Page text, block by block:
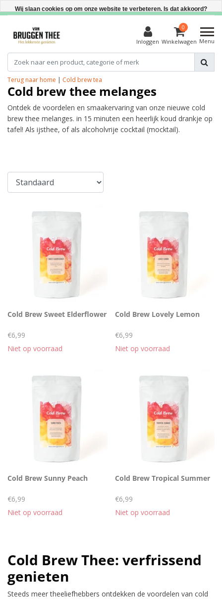
Direct uit voorraad leverbaar
Inloggen
0
Winkelwagen Menu
Terug naar home | Cold brew tea
Cold brew thee melanges
Ontdek de voordelen en smaakervaring van onze nieuwe cold
brew thee melanges. in 15 minuten een heerlijk koud drankje op
tafel! Als ijsthee, of als alcoholvrije cocktail (mocktail).
Cold Brew Sweet Elderflower
€6,99
Niet op voorraad
Cold Brew Lovely Lemon
€6,99
Niet op voorraad
Cold Brew Sunny Peach
€6,99
Niet op voorraad
Cold Brew Tropical Summer
€6,99
Niet op voorraad
Cold Brew Thee: verfrissend
genieten
Steeds meer theeliefhebbers ontdekken de voordelen van cold
Wij slaan cookies op om onze website te verbeteren. Is dat akkoord?
Meer over cookies »